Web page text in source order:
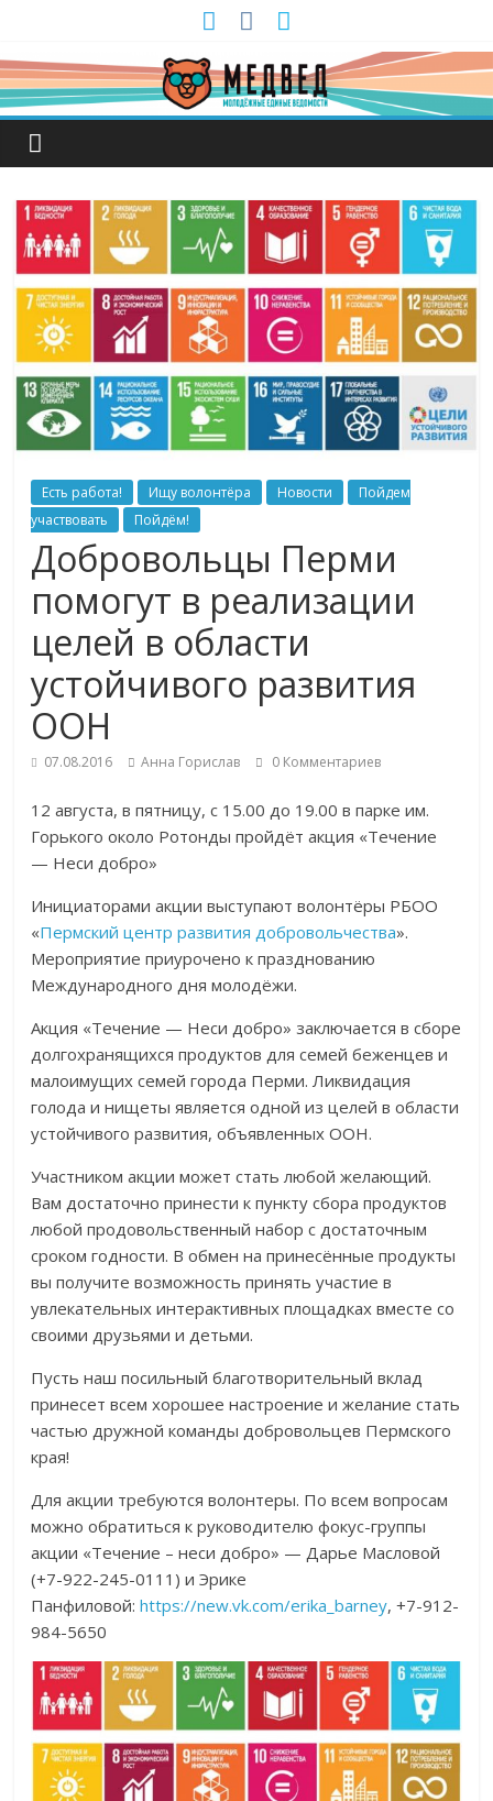
Есть работа! Ищу волонтёра Новости
Пойдем
участвовать
Пойдём!
Добровольцы Перми
помогут в реализации
целей в области
устойчивого развития
ООН
07.08.2016 Анна Горислав 0 Комментариев
12 августа, в пятницу, с 15.00 до 19.00 в парке им.
Горького около Ротонды пройдёт акция «Течение
— Неси добро»
Инициаторами акции выступают волонтёры РБОО
«Пермский центр развития добровольчества».
Мероприятие приурочено к празднованию
Международного дня молодёжи.
Акция «Течение — Неси добро» заключается в сборе
долгохранящихся продуктов для семей беженцев и
малоимущих семей города Перми. Ликвидация
голода и нищеты является одной из целей в области
устойчивого развития, объявленных ООН.
Участником акции может стать любой желающий.
Вам достаточно принести к пункту сбора продуктов
любой продовольственный набор с достаточным
сроком годности. В обмен на принесённые продукты
вы получите возможность принять участие в
увлекательных интерактивных площадках вместе со
своими друзьями и детьми.
Пусть наш посильный благотворительный вклад
принесет всем хорошее настроение и желание стать
частью дружной команды добровольцев Пермского
края!
Для акции требуются волонтеры. По всем вопросам
можно обратиться к руководителю фокус-группы
акции «Течение – неси добро» — Дарье Масловой
(+7-922-245-0111) и Эрике
Панфиловой:https://new.vk.com/erika_barney, +7-912-
984-5650